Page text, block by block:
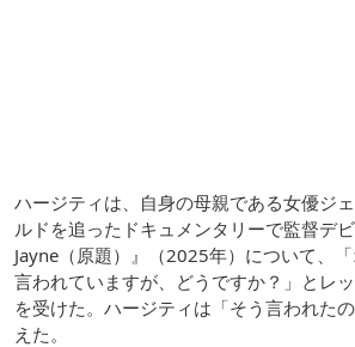
ハージティは、自身の母親である女優ジ
ルドを追ったドキュメンタリーで監督デ
Jayne（原題）』（2025年）について、
言われていますが、どうですか？」とレ
を受けた。ハージティは「そう言われた
えた。